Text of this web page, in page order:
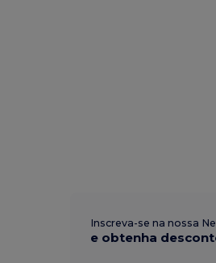
Inscreva-se na nossa
e obtenha